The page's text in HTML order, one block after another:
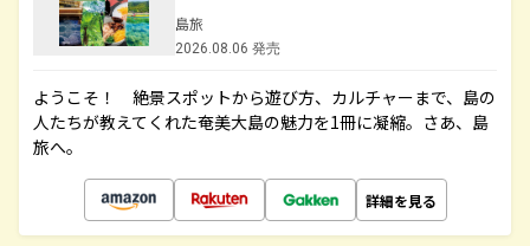
島旅
2026.08.06 発売
ようこそ！ 絶景スポットから遊び方、カルチャーまで、島の
人たちが教えてくれた奄美大島の魅力を1冊に凝縮。さあ、島
旅へ。
詳細を見る